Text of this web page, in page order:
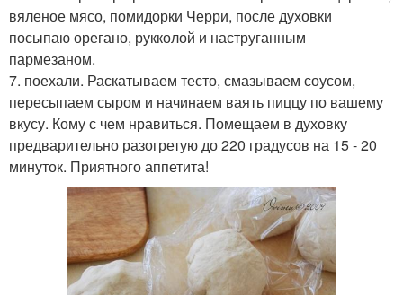
вяленое мясо, помидорки Черри, после духовки
посыпаю орегано, рукколой и наструганным
пармезаном.
7. поехали. Раскатываем тесто, смазываем соусом,
пересыпаем сыром и начинаем ваять пиццу по вашему
вкусу. Кому с чем нравиться. Помещаем в духовку
предварительно разогретую до 220 градусов на 15 - 20
минуток. Приятного аппетита!